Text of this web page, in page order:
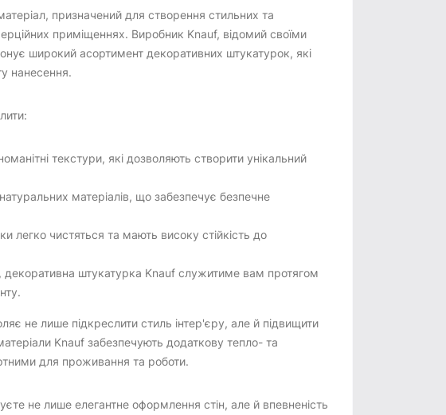
призначений для створення стильних та
приміщеннях. Виробник Knauf, відомий своїми
широкий асортимент декоративних штукатурок, які
нанесення.
текстури, які дозволяють створити унікальний
матеріалів, що забезпечує безпечне
легко чистяться та мають високу стійкість до
штукатурка Knauf служитиме вам протягом
не лише підкреслити стиль інтер'єру, але й підвищити
Knauf забезпечують додаткову тепло- та
для проживання та роботи.
не лише елегантне оформлення стін, але й впевненість